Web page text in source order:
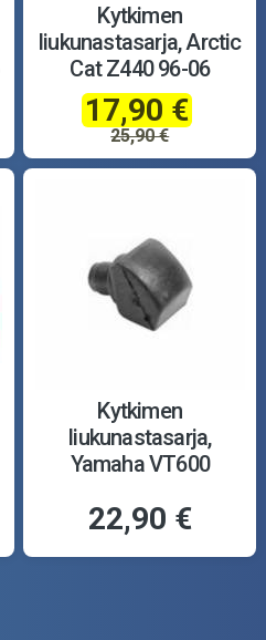
Kytkimen
liukunastasarja, Arctic
Cat Z440 96-06
17,90 €
25,90 €
Kytkimen
liukunastasarja,
Yamaha VT600
22,90 €